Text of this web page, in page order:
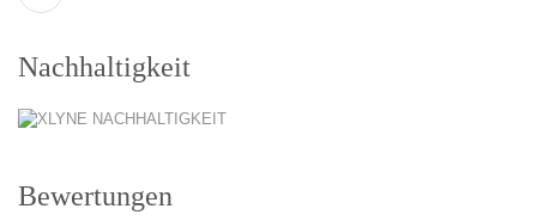
Nachhaltigkeit
Bewertungen